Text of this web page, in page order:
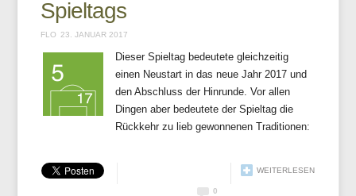
Spieltags
FLO 23. JANUAR 2017
Dieser Spieltag bedeutete gleichzeitig
einen Neustart in das neue Jahr 2017 und
den Abschluss der Hinrunde. Vor allen
Dingen aber bedeutete der Spieltag die
Rückkehr zu lieb gewonnenen Traditionen:
WEITERLESEN
0